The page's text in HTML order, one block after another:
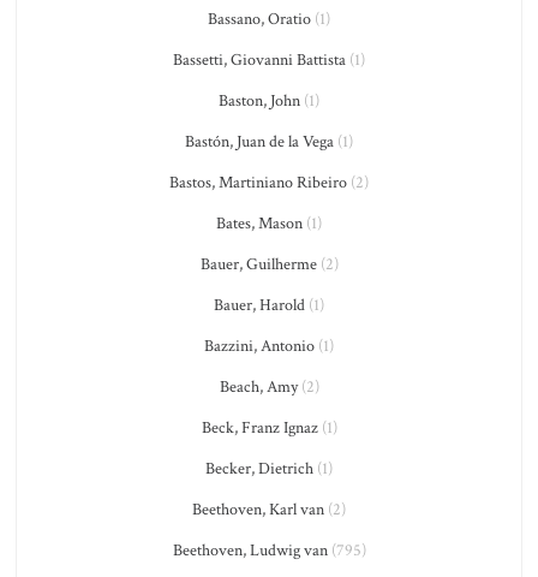
Bassano, Oratio (1)
Bassetti, Giovanni Battista (1)
Baston, John (1)
Bastón, Juan de la Vega (1)
Bastos, Martiniano Ribeiro (2)
Bates, Mason (1)
Bauer, Guilherme(2)
Bauer, Harold (1)
Bazzini, Antonio (1)
Beach, Amy(2)
Beck, Franz Ignaz(1)
Becker, Dietrich (1)
Beethoven, Karl van (2)
Beethoven, Ludwig van(795)